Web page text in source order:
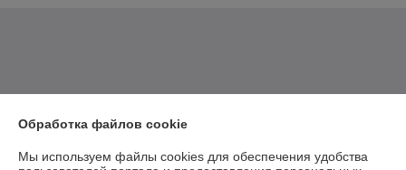
Обработка файлов cookie
Мы используем файлы cookies для обеспечения удобства